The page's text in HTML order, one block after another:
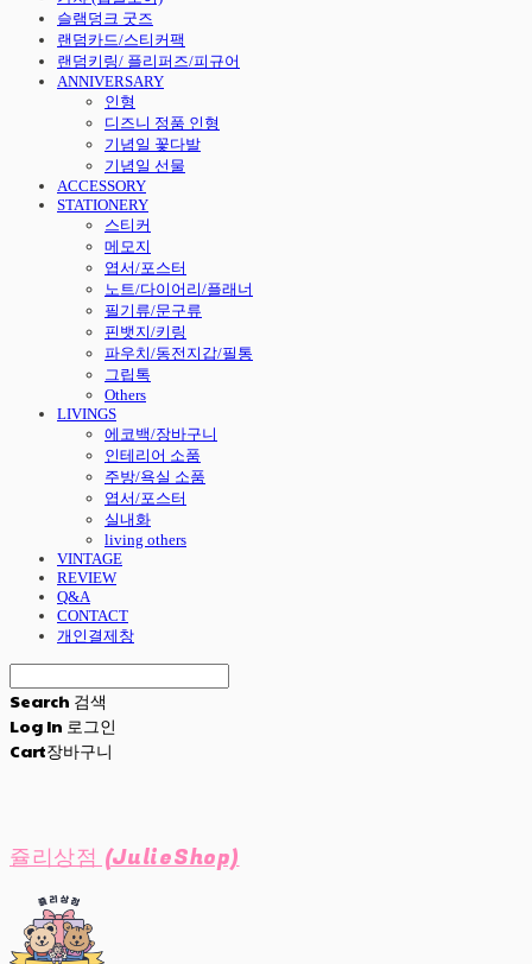
슬램덩크 굿즈
랜덤카드/스티커팩
랜덤키링/ 플리퍼즈/피규어
ANNIVERSARY
인형
디즈니 정품 인형
기념일 꽃다발
기념일 선물
ACCESSORY
STATIONERY
스티커
메모지
엽서/포스터
노트/다이어리/플래너
필기류/문구류
핀뱃지/키링
파우치/동전지갑/필통
그립톡
Others
LIVINGS
에코백/장바구니
인테리어 소품
주방/욕실 소품
엽서/포스터
실내화
living others
VINTAGE
REVIEW
Q&A
CONTACT
개인결제창
Search 검색
Log In 로그인
Cart장바구니
쥴리상점 (JulieShop)